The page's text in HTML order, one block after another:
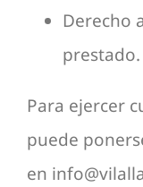
Derecho
prestado.
Para ejercer
puede
en